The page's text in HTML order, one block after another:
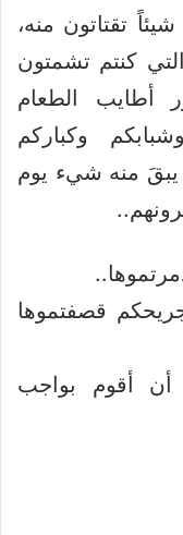
تقتاتون منه،
كنتم تشمتون
أطايب الطعام
وكباركم
يبقَ منه شيء يوم
قصفتموها
أقوم بواجب